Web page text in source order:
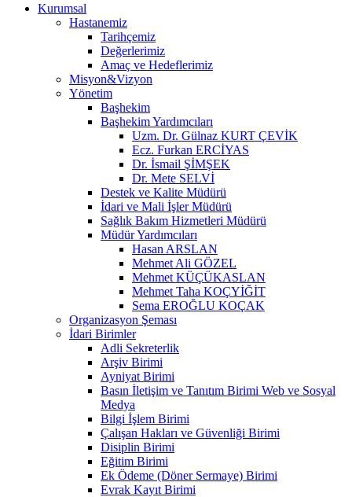
Kurumsal
Hastanemiz
Tarihçemiz
Değerlerimiz
Amaç ve Hedeflerimiz
Misyon&Vizyon
Yönetim
Başhekim
Başhekim Yardımcıları
Uzm. Dr. Gülnaz KURT ÇEVİK
Ecz. Furkan ERCİYAS
Dr. İsmail ŞİMŞEK
Dr. Mete SELVİ
Destek ve Kalite Müdürü
İdari ve Mali İşler Müdürü
Sağlık Bakım Hizmetleri Müdürü
Müdür Yardımcıları
Hasan ARSLAN
Mehmet Ali GÖZEL
Mehmet KÜÇÜKASLAN
Mehmet Taha KOÇYİĞİT
Sema EROĞLU KOÇAK
Organizasyon Şeması
İdari Birimler
Adli Sekreterlik
Arşiv Birimi
Ayniyat Birimi
Basın İletişim ve Tanıtım Birimi Web ve Sosyal
Medya
Bilgi İşlem Birimi
Çalışan Hakları ve Güvenliği Birimi
Disiplin Birimi
Eğitim Birimi
Ek Ödeme (Döner Sermaye) Birimi
Evrak Kayıt Birimi